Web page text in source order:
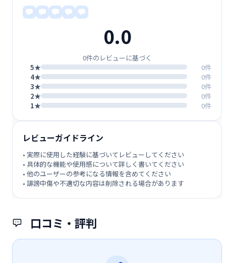
口コミ・評判
0.0
0件のレビューに基づく
5★
0件
4★
0件
3★
0件
2★
0件
1★
0件
レビューガイドライン
• 実際に使用した経験に基づいてレビューしてください
• 具体的な機能や使用感について詳しく書いてください
• 他のユーザーの参考になる情報を含めてください
• 誹謗中傷や不適切な内容は削除される場合があります